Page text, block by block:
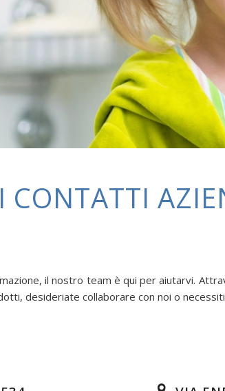
I CONTATTI
il nostro team è qui per aiutarvi.
desideriate collaborare con noi o